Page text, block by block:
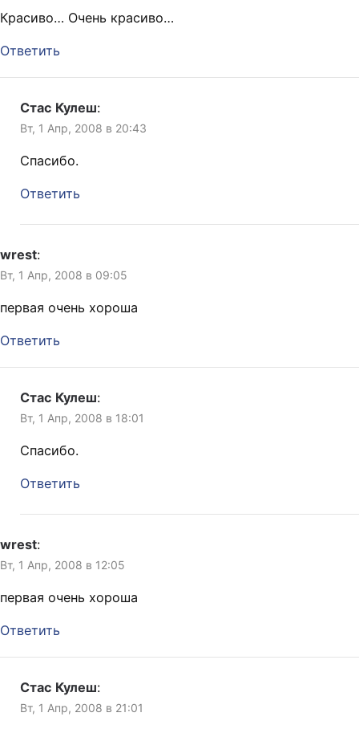
Красиво… Очень красиво…
Ответить
Стас Кулеш:
Вт, 1 Апр, 2008 в 20:43
Спасибо.
Ответить
wrest:
Вт, 1 Апр, 2008 в 09:05
первая очень хороша
Ответить
Стас Кулеш:
Вт, 1 Апр, 2008 в 18:01
Спасибо.
Ответить
wrest:
Вт, 1 Апр, 2008 в 12:05
первая очень хороша
Ответить
Стас Кулеш:
Вт, 1 Апр, 2008 в 21:01